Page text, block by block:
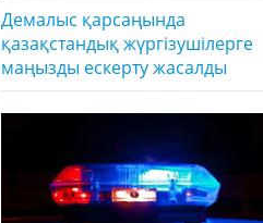
Демалыс қарсаңында
қазақстандық жүргізушілерге
маңызды ескерту жасалды